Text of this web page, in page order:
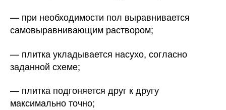
— при необходимости пол выравнивается
самовыравнивающим раствором;
— плитка укладывается насухо, согласно
заданной схеме;
— плитка подгоняется друг к другу
максимально точно;